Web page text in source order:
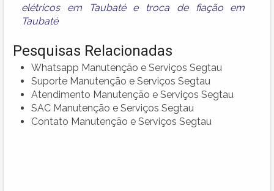
elétricos em Taubatée
troca de fiação em
Taubaté
Pesquisas Relacionadas
Whatsapp Manutenção e Serviços Segtau
Suporte Manutenção e Serviços Segtau
Atendimento Manutenção e Serviços Segtau
SAC Manutenção e Serviços Segtau
Contato Manutenção e Serviços Segtau